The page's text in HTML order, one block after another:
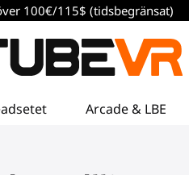
100€/115$ (tidsbegränsat)
Arcade & LBE